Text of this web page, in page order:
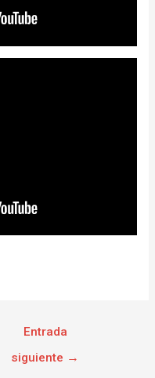
Entrada
siguiente →